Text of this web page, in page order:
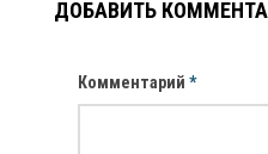
ДОБАВИТЬ
Комментарий *